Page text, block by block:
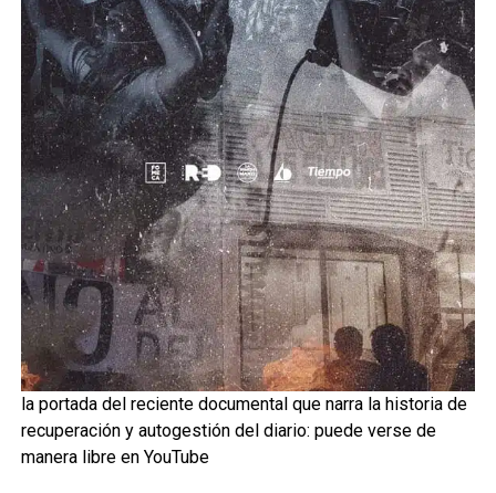
la portada del reciente documental que narra la historia de
recuperación y autogestión del diario: puede verse de
manera libre en YouTube